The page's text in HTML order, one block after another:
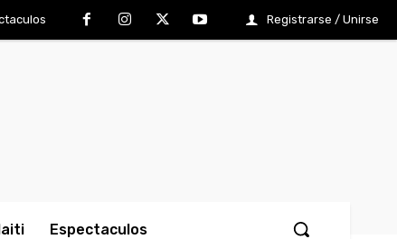
Registrarse / Unirse
Espectaculos